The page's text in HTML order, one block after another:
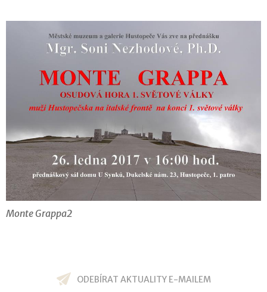
Monte Grappa2
ODEBÍRAT AKTUALITY E-MAILEM